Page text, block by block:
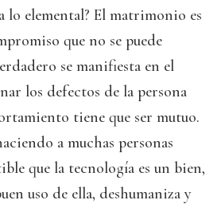
lo elemental? El matrimonio es
que no se puede
se manifiesta en el
los defectos de la persona
tiene que ser mutuo.
a muchas personas
que la tecnología es un bien,
uso de ella, deshumaniza y